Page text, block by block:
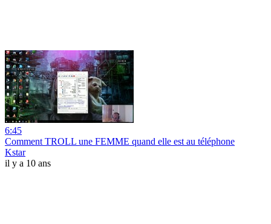
6:45
Comment TROLL une FEMME quand elle est au téléphone
Kstar
il y a 10 ans